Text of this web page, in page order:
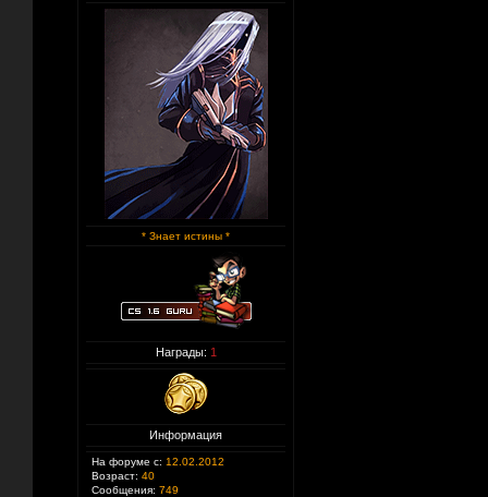
* Знает истины *
Награды: 1
Информация
На форуме с: 12.02.2012
Возраст: 40
Сообщения: 749